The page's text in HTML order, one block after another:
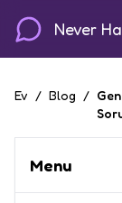
Never
Ev / Blog /
Menu